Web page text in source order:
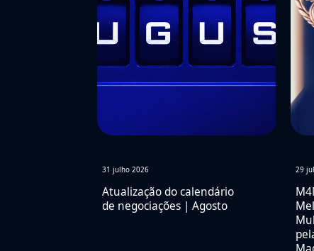
31 julho 2026
Atualização do calendário
de negociações | Agosto
29